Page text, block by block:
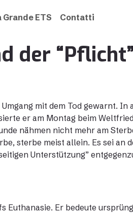
ETS Contatti
der
mit dem Tod gewarnt. In
er am Montag beim
nähmen nicht mehr am
sterbe meist allein. Es sei an
Unterstützung”
Euthanasie. Er bedeute